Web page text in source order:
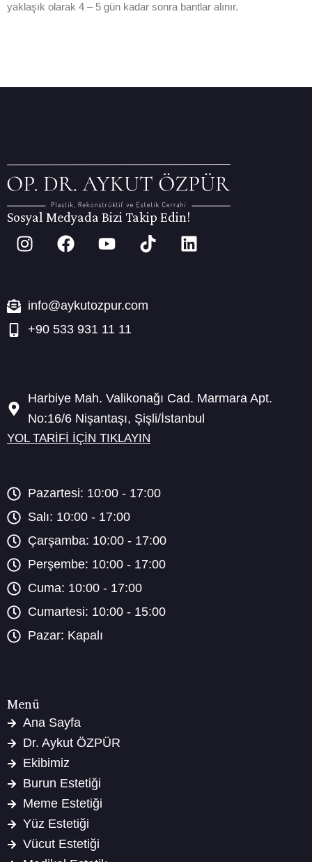
yaklaşık olarak 4 – 5 gün kadar sonra bantlar alınır.
Sosyal Medyada Bizi Takip Edin!
I
n
a
g
F
a
b
o
o
Y
o
u
b
e
T
i
o
L
i
info@aykutozpur.com
+90 533 931 11 11
Harbiye Mah. Valikonağı Cad. Marmara Apt.
No:16/6 Nişantaşı, Şişli/İstanbul
YOL TARİFİ İÇİN TIKLAYIN
Pazartesi: 10:00 - 17:00
Salı: 10:00 - 17:00
Çarşamba: 10:00 - 17:00
Perşembe: 10:00 - 17:00
Cuma: 10:00 - 17:00
Cumartesi: 10:00 - 15:00
Pazar: Kapalı
Menü
Ana Sayfa
Dr. Aykut ÖZPÜR
Ekibimiz
Burun Estetiği
Meme Estetiği
Yüz Estetiği
Vücut Estetiği